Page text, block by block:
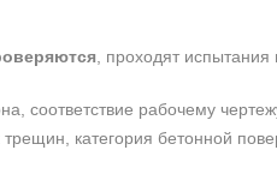
, проходят
соответствие рабочему
категория бетонной